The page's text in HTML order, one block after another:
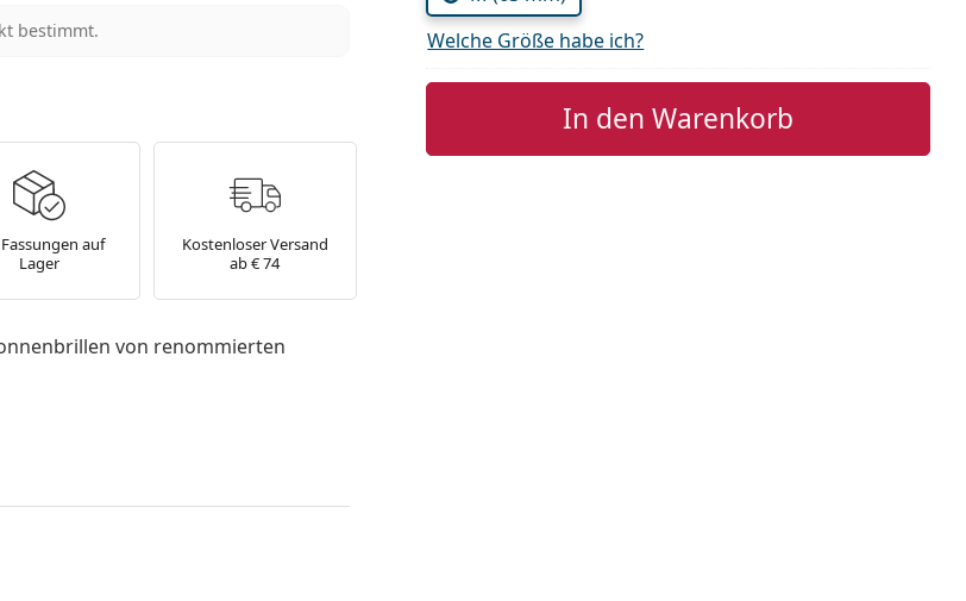
bestimmt.
Welche Größe habe ich?
In den Warenkorb
auf
Lager
Kostenloser Versand
ab € 74
von renommierten